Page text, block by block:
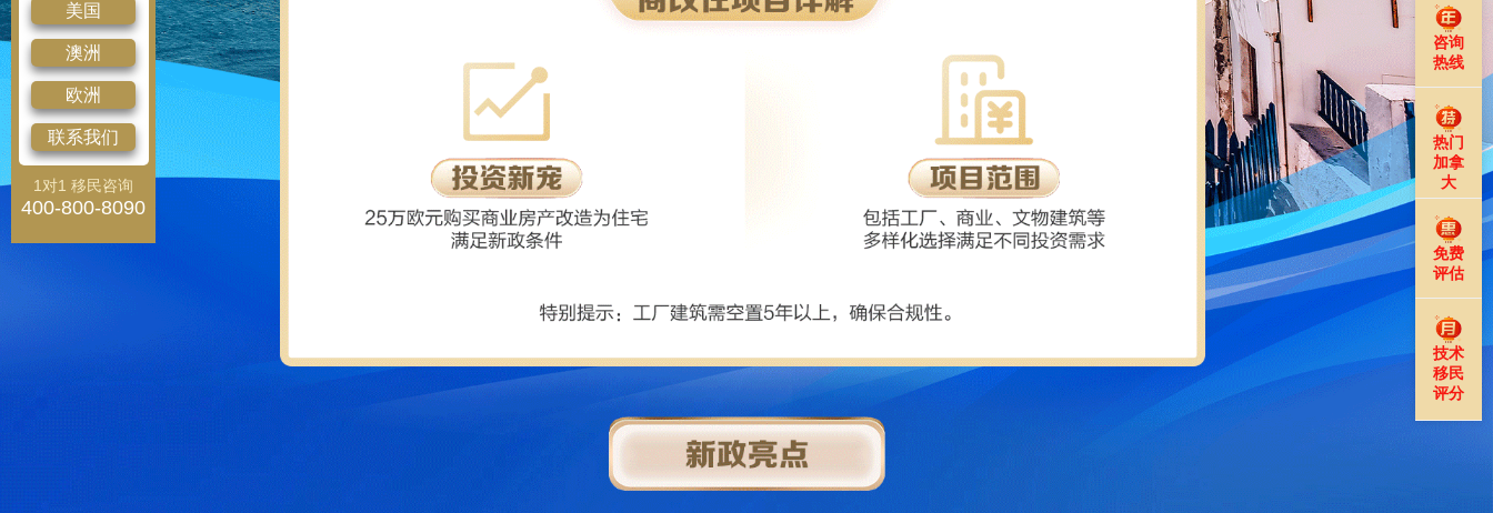
美国
澳洲
欧洲
联系我们
1对1 移民咨询
400-800-8090
咨询
热线
热门
加拿
大
免费
评估
技术
移民
评分